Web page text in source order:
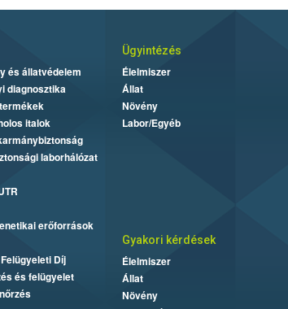
és állatvédelem
diagnosztika
italok
laborhálózat
erőforrások
Díj
és felügyelet
Ügyintézés
Élelmiszer
Állat
Növény
Labor/Egyéb
Gyakori kérdések
Élelmiszer
Állat
Növény